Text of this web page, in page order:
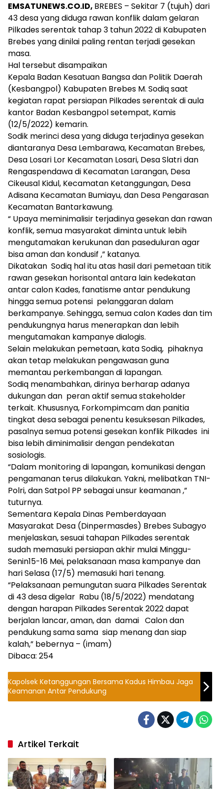
EMSATUNEWS.CO.ID, BREBES – Sekitar 7 (tujuh) dari
43 desa yang diduga rawan konflik dalam gelaran
Pilkades serentak tahap 3 tahun 2022 di Kabupaten
Brebes yang dinilai paling rentan terjadi gesekan
masa.
Hal tersebut disampaikan
Kepala Badan Kesatuan Bangsa dan Politik Daerah
(Kesbangpol) Kabupaten Brebes M. Sodiq saat
kegiatan rapat persiapan Pilkades serentak di aula
kantor Badan Kesbangpol setempat, Kamis
(12/5/2022) kemarin.
Sodik merinci desa yang diduga terjadinya gesekan
diantaranya Desa Lembarawa, Kecamatan Brebes,
Desa Losari Lor Kecamatan Losari, Desa Slatri dan
Rengaspendawa di Kecamatan Larangan, Desa
Cikeusal Kidul, Kecamatan Ketanggungan, Desa
Adisana Kecamatan Bumiayu, dan Desa Pengarasan
Kecamatan Bantarkawung.
“ Upaya meminimalisir terjadinya gesekan dan rawan
konflik, semua masyarakat diminta untuk lebih
mengutamakan kerukunan dan paseduluran agar
bisa aman dan kondusif ,” katanya.
Dikatakan Sodiq hal itu atas hasil dari pemetaan titik
rawan gesekan horisontal antara lain kedekatan
antar calon Kades, fanatisme antar pendukung
hingga semua potensi pelanggaran dalam
berkampanye. Sehingga, semua calon Kades dan tim
pendukungnya harus menerapkan dan lebih
mengutamakan kampanye dialogis.
Selain melakukan pemetaan, kata Sodiq, pihaknya
akan tetap melakukan pengawasan guna
memantau perkembangan di lapangan.
Sodiq menambahkan, dirinya berharap adanya
dukungan dan peran aktif semua stakeholder
terkait. Khususnya, Forkompimcam dan panitia
tingkat desa sebagai penentu kesuksesan Pilkades,
pasalnya semua potensi gesekan konflik Pilkades ini
bisa lebih diminimalisir dengan pendekatan
sosiologis.
“Dalam monitoring di lapangan, komunikasi dengan
pengamanan terus dilakukan. Yakni, melibatkan TNI-
Polri, dan Satpol PP sebagai unsur keamanan ,”
tuturnya.
Sementara Kepala Dinas Pemberdayaan
Masyarakat Desa (Dinpermasdes) Brebes Subagyo
menjelaskan, sesuai tahapan Pilkades serentak
sudah memasuki persiapan akhir mulai Minggu-
Senin15-16 Mei, pelaksanaan masa kampanye dan
hari Selasa (17/5) memasuki hari tenang.
“Pelaksanaan pemungutan suara Pilkades Serentak
di 43 desa digelar Rabu (18/5/2022) mendatang
dengan harapan Pilkades Serentak 2022 dapat
berjalan lancar, aman, dan damai Calon dan
pendukung sama sama siap menang dan siap
kalah,” bebernya – (imam)
Dibaca: 254
Kapolsek Ketanggungan Bersama Kadus Himbau Jaga
Keamanan Antar Pendukung
Artikel Terkait